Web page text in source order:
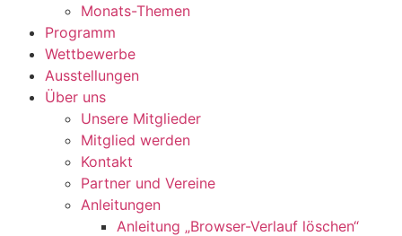
Monats-Themen
Programm
Wettbewerbe
Ausstellungen
Über uns
Unsere Mitglieder
Mitglied werden
Kontakt
Partner und Vereine
Anleitungen
Anleitung „Browser-Verlauf löschen“